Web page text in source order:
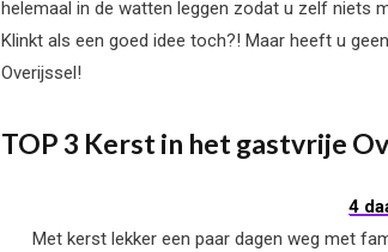
helemaal in de watten leggen zodat u zelf niets
Klinkt als een goed idee toch?! Maar heeft u
Overijssel!
TOP 3 Kerst in het gastvrije
4
Met kerst lekker een paar dagen weg met